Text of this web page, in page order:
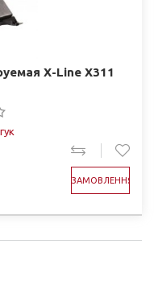
X-Line X311
ЗАМОВЛЕННЯ